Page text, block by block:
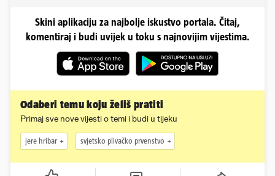
Skini aplikaciju za najbolje iskustvo portala. Čitaj,
komentiraj i budi uvijek u toku s najnovijim vijestima.
Odaberi temu koju želiš pratiti
Primaj sve nove vijesti o temi i budi u tijeku
jere hribar svjetsko plivačko prvenstvo